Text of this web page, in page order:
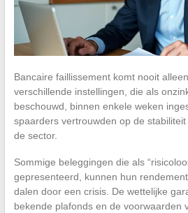
Bancaire faillissement komt nooit
verschillende instellingen, die als
beschouwd, binnen enkele weken
spaarders vertrouwden op de
de sector.
Sommige beleggingen die als
gepresenteerd, kunnen hun
dalen door een crisis. De wettelijke
bekende plafonds en de voorwaarden